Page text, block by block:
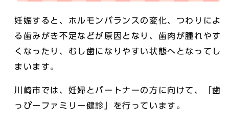
妊娠すると、ホルモンバランスの変化、つわりによ
る歯みがき不足などが原因となり、歯肉が腫れやす
くなったり、むし歯になりやすい状態へとなってし
まいます。
川崎市では、妊婦とパートナーの方に向けて、「歯
っぴーファミリー健診」を行っています。